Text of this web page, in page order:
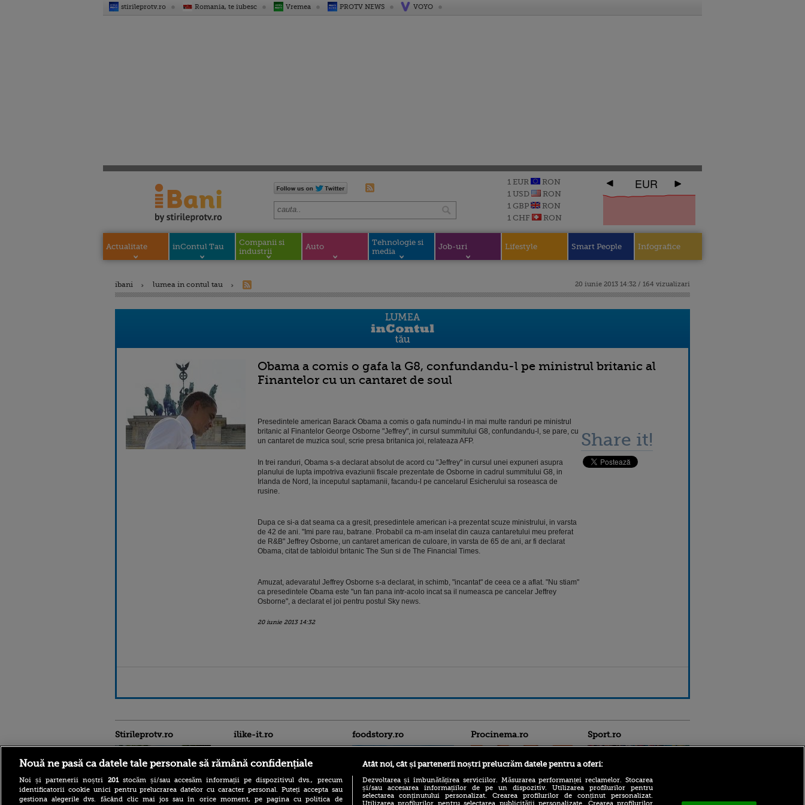
stirileprotv.ro Romania, te iubesc Vremea PROTV NEWS VOYO
1 EUR
RON
1 USD
RON
1 GBP
RON
1 CHF
RON
EUR
Actualitate inContul Tau
Companii si
industrii
Auto
Tehnologie si
media
Job-uri Lifestyle Smart People Infografice
ibani lumea in contul tau 20 iunie 2013 14:32 / 164 vizualizari
Obama a comis o gafa la G8, confundandu-l pe ministrul britanic al
Finantelor cu un cantaret de soul
Presedintele american Barack Obama a comis o gafa numindu-l in mai multe randuri pe ministrul
britanic al Finantelor George Osborne "Jeffrey", in cursul summitului G8, confundandu-l, se pare, cu
un cantaret de muzica soul, scrie presa britanica joi, relateaza AFP.
In trei randuri, Obama s-a declarat absolut de acord cu "Jeffrey" in cursul unei expuneri asupra
planului de lupta impotriva evaziunii fiscale prezentate de Osborne in cadrul summitului G8, in
Irlanda de Nord, la inceputul saptamanii, facandu-l pe cancelarul Esicherului sa roseasca de
rusine.
Dupa ce si-a dat seama ca a gresit, presedintele american i-a prezentat scuze ministrului, in varsta
de 42 de ani. "Imi pare rau, batrane. Probabil ca m-am inselat din cauza cantaretului meu preferat
de R&B" Jeffrey Osborne, un cantaret american de culoare, in varsta de 65 de ani, ar fi declarat
Obama, citat de tabloidul britanic The Sun si de The Financial Times.
Amuzat, adevaratul Jeffrey Osborne s-a declarat, in schimb, "incantat" de ceea ce a aflat. "Nu stiam"
ca presedintele Obama este "un fan pana intr-acolo incat sa il numeasca pe cancelar Jeffrey
Osborne", a declarat el joi pentru postul Sky news.
20 iunie 2013 14:32
Share it!
Stirileprotv.ro ilike-it.ro foodstory.ro Procinema.ro Sport.ro
Nouă ne pasă ca datele tale personale să rămână confidențiale
Noi și partenerii noștri 201stocăm și/sau accesăm informații pe dispozitivul dvs., precum
identificatorii cookie unici pentru prelucrarea datelor cu caracter personal. Puteți accepta sau
gestiona alegerile dvs. făcând clic mai jos sau în orice moment, pe pagina cu politica de
Atât noi, cât și partenerii noștri prelucrăm datele pentru a oferi:
Dezvoltarea și îmbunătățirea serviciilor. Măsurarea performanței reclamelor. Stocarea
și/sau accesarea informațiilor de pe un dispozitiv. Utilizarea profilurilor pentru
selectarea conținutului personalizat. Crearea profilurilor de conținut personalizat.